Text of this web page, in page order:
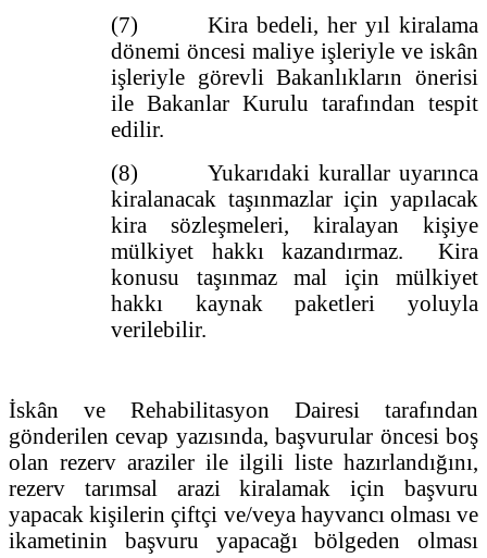
(7) Kira bedeli, her yıl kiralama
dönemi öncesi maliye işleriyle ve iskân
işleriyle görevli Bakanlıkların önerisi
ile Bakanlar Kurulu tarafından tespit
edilir.
(8) Yukarıdaki kurallar uyarınca
kiralanacak taşınmazlar için yapılacak
kira sözleşmeleri, kiralayan kişiye
mülkiyet hakkı kazandırmaz. Kira
konusu taşınmaz mal için mülkiyet
hakkı kaynak paketleri yoluyla
verilebilir.
İskân ve Rehabilitasyon Dairesi tarafından
gönderilen cevap yazısında, başvurular öncesi boş
olan rezerv araziler ile ilgili liste hazırlandığını,
rezerv tarımsal arazi kiralamak için başvuru
yapacak kişilerin çiftçi ve/veya hayvancı olması ve
ikametinin başvuru yapacağı bölgeden olması